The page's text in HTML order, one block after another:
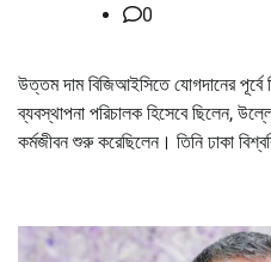
0
উত্তম দাম বিজিআইসিতে যোগদানের পূর্বে
ব্যবস্থাপনা পরিচালক হিসেবে ছিলেন,
কর্মজীবন শুরু করেছিলেন। তিনি ঢাকা